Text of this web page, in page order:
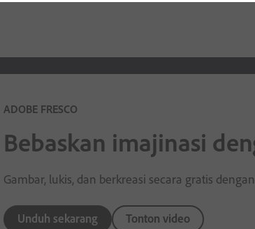
ADOBE FRESCO
Bebaskan imajinasi
Gambar, lukis, dan berkreasi secara gratis
Unduh sekarang Tonton video